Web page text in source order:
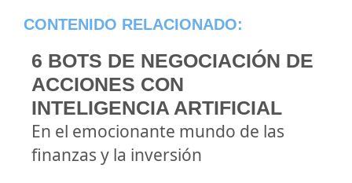
CONTENIDO RELACIONADO:
6 BOTS DE NEGOCIACIÓN DE
ACCIONES CON
INTELIGENCIA ARTIFICIAL
En el emocionante mundo de las
finanzas y la inversión